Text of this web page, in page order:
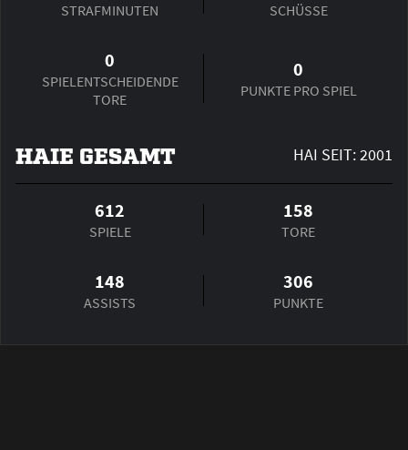
STRAFMINUTEN SCHÜSSE
0
SPIEL­ENTSCHEIDENDE
TORE
0
PUNKTE PRO SPIEL
HAIE GESAMT HAI SEIT: 2001
612
SPIELE
158
TORE
148
ASSISTS
306
PUNKTE